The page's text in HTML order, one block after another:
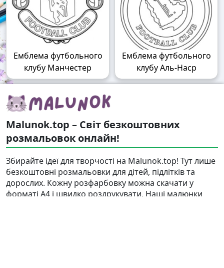
Емблема футбольного
клубу Манчестер
Емблема футбольного
клубу Аль-Наср
Malunok.top – Світ безкоштовних
розмальовок онлайн!
Збирайте ідеї для творчості на Malunok.top! Тут лише
безкоштовні розмальовки для дітей, підлітків та
дорослих. Кожну розфарбовку можна скачати у
форматі А4 і швидко роздрукувати. Наші малюнки